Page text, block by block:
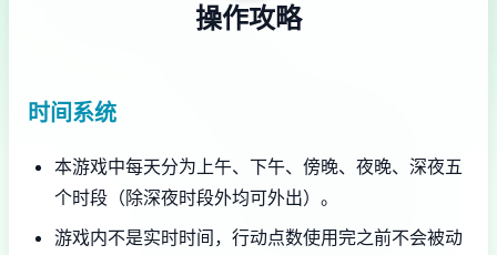
操作攻略
时间系统
本游戏中每天分为上午、下午、傍晚、夜晚、深夜五
个时段（除深夜时段外均可外出）。
游戏内不是实时时间，行动点数使用完之前不会被动